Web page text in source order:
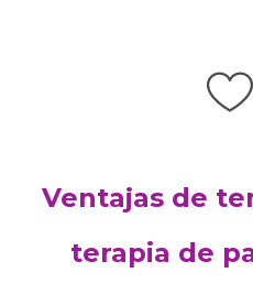
Ventajas de
terapia de